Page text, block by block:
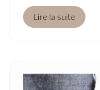
Lire la suite